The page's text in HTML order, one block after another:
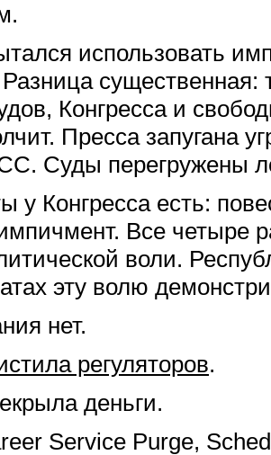
использовать
существенная:
Конгресса и
Пресса запугана
Суды перегружены
у Конгресса есть:
Все четыре
воли.
эту волю
нет.
регуляторов.
деньги.
Service Purge,